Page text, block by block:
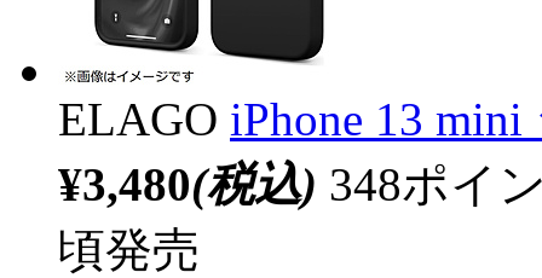
ELAGO iPhone 13
¥3,480(税込) 348ポイ
頃発売